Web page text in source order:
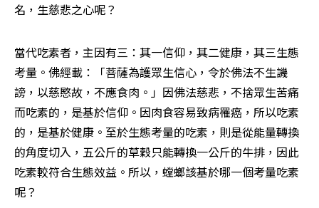
名，生慈悲之心呢？
當代吃素者，主因有三：其一信仰，其二健康，其三生態
考量。佛經載：「菩薩為護眾生信心，令於佛法不生譏
謗，以慈愍故，不應食肉。」因佛法慈悲，不捨眾生苦痛
而吃素的，是基於信仰。因肉食容易致病罹癌，所以吃素
的，是基於健康。至於生態考量的吃素，則是從能量轉換
的角度切入，五公斤的草穀只能轉換一公斤的牛排，因此
吃素較符合生態效益。所以，螳螂該基於哪一個考量吃素
呢？